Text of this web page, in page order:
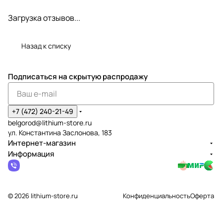
Загрузка отзывов...
Назад к списку
Подписаться на скрытую распродажу
+7 (472) 240-21-49
belgorod@lithium-store.ru
ул. Константина Заслонова, 183
Интернет-магазин
Информация
© 2026 lithium-store.ru КонфиденциальностьОферта